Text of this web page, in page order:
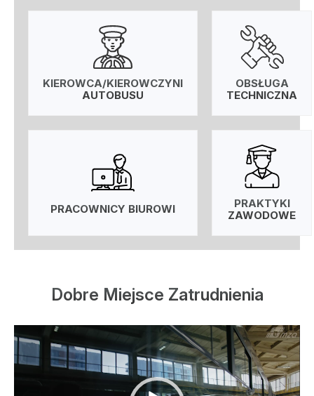
KIEROWCA/KIEROWCZYNI
AUTOBUSU
OBSŁUGA
TECHNICZNA
PRACOWNICY BIUROWI
PRAKTYKI
ZAWODOWE
Dobre Miejsce Zatrudnienia
Odtwarzacz
video